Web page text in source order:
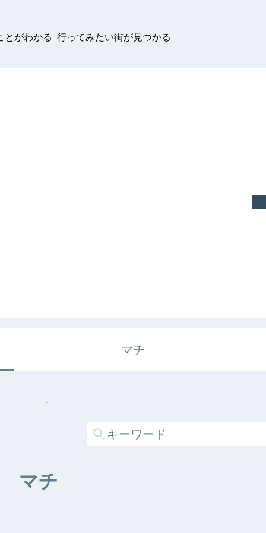
とがわかる 行ってみたい街が見つかる
マチ
キガタリ
マチ